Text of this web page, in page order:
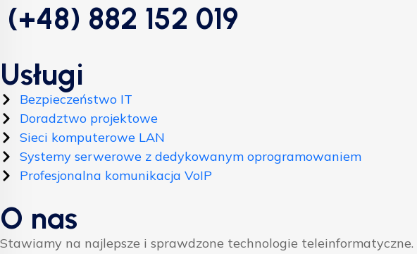
(+48) 882 152 019
Usługi
Bezpieczeństwo IT
Doradztwo projektowe
Sieci komputerowe LAN
Systemy serwerowe z dedykowanym oprogramowaniem
Profesjonalna komunikacja VoIP
O nas
Stawiamy na najlepsze i sprawdzone technologie